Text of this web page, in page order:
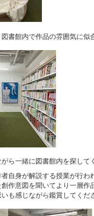
書館内で作品の雰囲気に似
ら一緒に図書館内を探して
自身が解説する授業が行
作意図を聞いてより一層
も感じながら鑑賞してくだ